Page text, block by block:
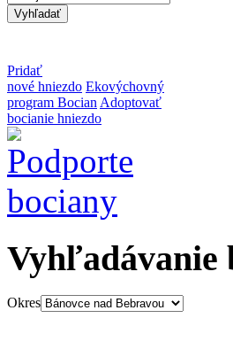
Pridať
nové hniezdo Ekovýchovný
program Bocian Adoptovať
bocianie hniezdo
Vyhľadávanie
Okres